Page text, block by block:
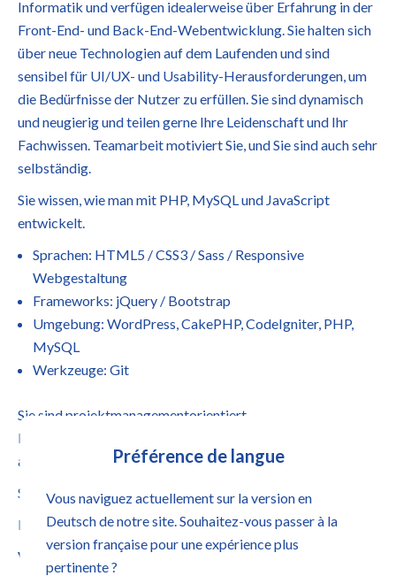
Informatik und verfügen idealerweise über Erfahrung in der
Front-End- und Back-End-Webentwicklung. Sie halten sich
über neue Technologien auf dem Laufenden und sind
sensibel für UI/UX- und Usability-Herausforderungen, um
die Bedürfnisse der Nutzer zu erfüllen. Sie sind dynamisch
und neugierig und teilen gerne Ihre Leidenschaft und Ihr
Fachwissen. Teamarbeit motiviert Sie, und Sie sind auch sehr
selbständig.
Sie wissen, wie man mit PHP, MySQL und JavaScript
entwickelt.
Sprachen: HTML5 / CSS3 / Sass / Responsive
Webgestaltung
Frameworks: jQuery / Bootstrap
Umgebung: WordPress, CakePHP, CodeIgniter, PHP,
MySQL
Werkzeuge: Git
Sie sind projektmanagementorientiert,
kommunikationsstark und wissen, wie man in einem Team
arbeitet.
Sie sind selbstständig und reaktionsschnell.
Ihr Englisch ist professionell.
Vorteile
Préférence de langue
Vous naviguez actuellement sur la version en
Deutsch de notre site. Souhaitez-vous passer à la
version française pour une expérience plus
pertinente ?